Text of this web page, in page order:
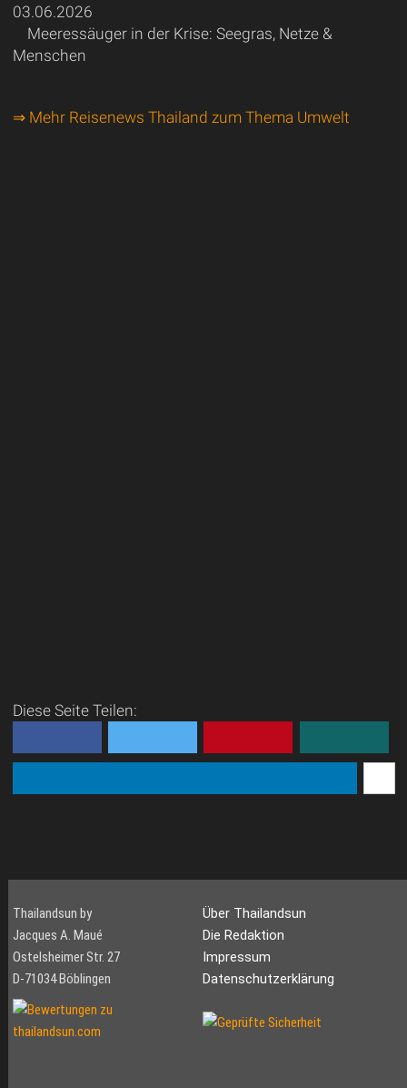
03.06.2026
Meeressäuger in der Krise: Seegras, Netze &
Menschen
⇒ Mehr Reisenews Thailand zum Thema Umwelt
Diese Seite Teilen:
Thailandsun by
Jacques A. Maué
Ostelsheimer Str. 27
D-71034 Böblingen
Über Thailandsun
Die Redaktion
Impressum
Datenschutzerklärung